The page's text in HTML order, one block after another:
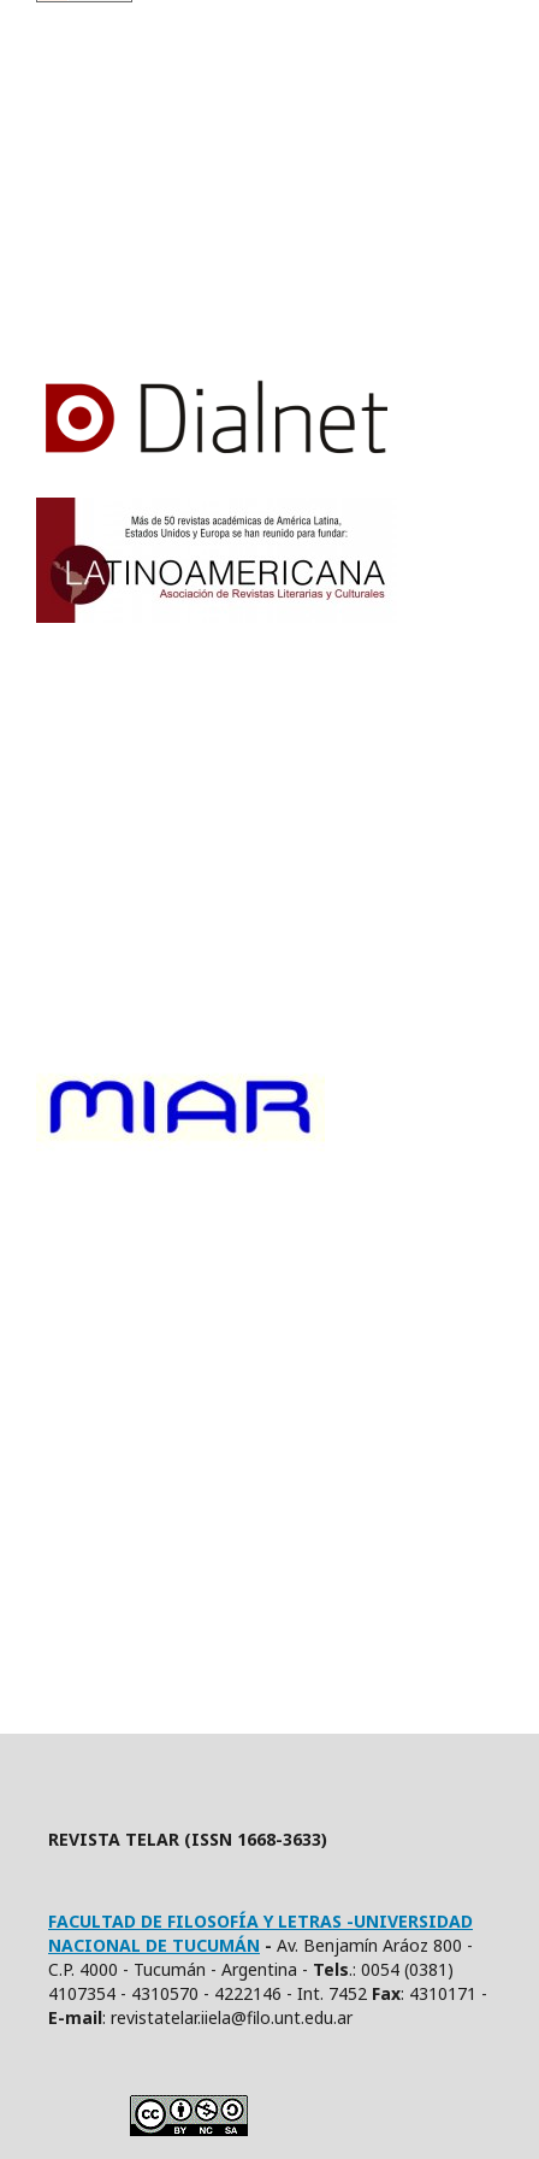
REVISTA TELAR (ISSN 1668-3633)
FACULTAD DE FILOSOFÍA Y LETRAS -UNIVERSIDAD
NACIONAL DE TUCUMÁN - Av. Benjamín Aráoz 800 -
C.P. 4000 - Tucumán - Argentina - Tels.: 0054 (0381)
4107354 - 4310570 - 4222146 - Int. 7452 Fax: 4310171 -
E-mail: revistatelar.iiela@filo.unt.edu.ar